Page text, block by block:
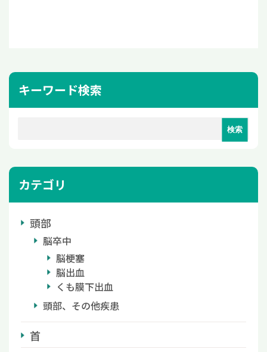
キーワード検索
カテゴリ
頭部
脳卒中
脳梗塞
脳出血
くも膜下出血
頭部、その他疾患
首